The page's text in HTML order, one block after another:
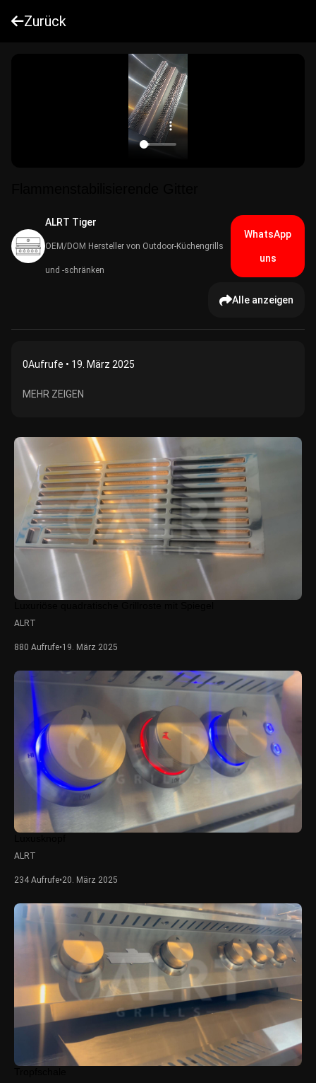
Zurück
ALRT Tiger
OEM/DOM Hersteller von Outdoor-Küchengrills
und -schränken
WhatsApp
uns
Alle anzeigen
0Aufrufe • 19. März 2025
MEHR ZEIGEN
ALRT
880 Aufrufe•19. März 2025
ALRT
234 Aufrufe•20. März 2025